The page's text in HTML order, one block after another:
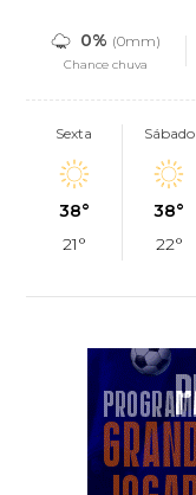
0% (0mm)
Chance chuva
Sexta
38°
21°
Sábado
38°
22°